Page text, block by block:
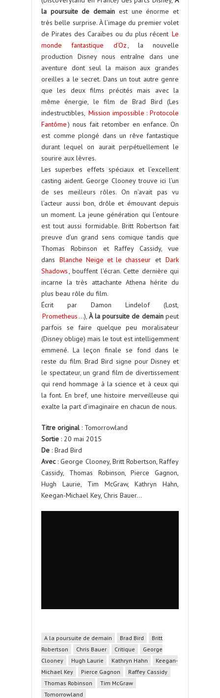
la poursuite de demain est une énorme et
très belle surprise. À l’image du premier volet
de Pirates des Caraïbes ou du plus récent Le
monde fantastique d’Oz, la nouvelle
production Disney nous entraîne dans une
aventure dont seul la maison aux grandes
oreilles a le secret. Dans un tout autre genre
que les deux films précités mais avec la
même énergie, le film de Brad Bird (Les
indestructibles, Mission impossible : Protocole
Fantôme) nous fait retomber en enfance. On
est comme plongé dans un rêve fantastique
durant lequel on aurait perpétuellement le
sourire aux lèvres.
Les superbes effets spéciaux et l’excellent
casting aident. George Clooney trouve ici l’un
de ses meilleurs rôles. On n’avait pas vu
l’acteur aussi bon, drôle et émouvant depuis
un moment. La jeune génération qui l’entoure
est tout aussi formidable. Britt Robertson fait
preuve d’un grand sens comique tandis que
Thomas Robinson et Raffey Cassidy, vue
dans Blanche Neige et le chasseur et Dark
Shadows, bouffent l’écran. Cette dernière qui
incarne la très attachante Athena hérite du
plus beau rôle du film.
Écrit par Damon Lindelof (Lost,
Prometheus …),À la poursuite de demainpeut
parfois se faire quelque peu moralisateur
(Disney oblige) mais le tout est intelligemment
emmené. La leçon finale se fond dans le
reste du film. Brad Bird signe pour Disney et
le spectateur, un grand film de divertissement
qui rend hommage à la science et à ceux qui
la font. En bref, une histoire merveilleuse qui
exalte la part d’imaginaire en chacun de nous.
Titre original: Tomorrowland
Sortie : 20 mai 2015
De : Brad Bird
Avec: George Clooney, Britt Robertson, Raffey
Cassidy, Thomas Robinson, Pierce Gagnon,
Hugh Laurie, Tim McGraw, Kathryn Hahn,
Keegan-Michael Key, Chris Bauer…
A la poursuite de demain Brad Bird
Britt
Robertson
Chris Bauer Critique
George
Clooney
Hugh Laurie Kathryn Hahn
Keegan-
Michael Key
Pierce Gagnon
Raffey Cassidy
Thomas Robinson
Tim McGraw
Tomorrowland